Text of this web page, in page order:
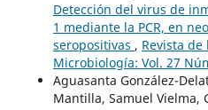
Detección del virus de
1 mediante la PCR, en
seropositivas , Revista de
Microbiología: Vol. 27
Aguasanta González-
Mantilla, Samuel Vielma,